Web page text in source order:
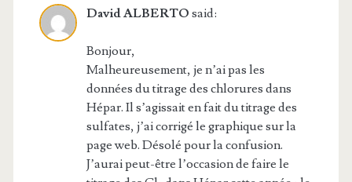
David ALBERTO said:
Bonjour,
Malheureusement, je n’ai pas les
données du titrage des chlorures dans
Hépar. Il s’agissait en fait du titrage des
sulfates, j’ai corrigé le graphique sur la
page web. Désolé pour la confusion.
J’aurai peut-être l’occasion de faire le